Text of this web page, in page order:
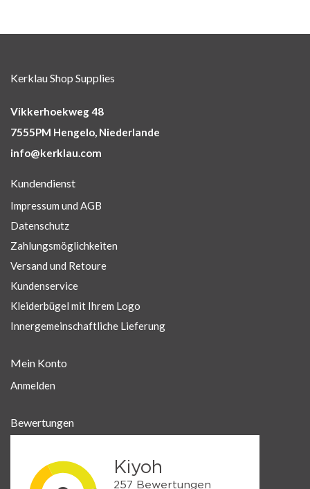
Kerklau Shop Supplies
Vikkerhoekweg 48
7555PM Hengelo, Niederlande
info@kerklau.com
Kundendienst
Impressum und AGB
Datenschutz
Zahlungsmöglichkeiten
Versand und Retoure
Kundenservice
Kleiderbügel mit Ihrem Logo
Innergemeinschaftliche Lieferung
Mein Konto
Anmelden
Bewertungen